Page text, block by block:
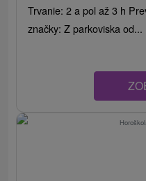
Trvanie: 2 a pol až 3 h
značky: Z parkoviska od...